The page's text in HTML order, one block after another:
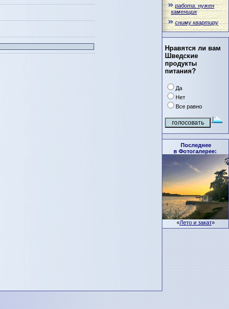
работа. нужен
каменщик
сниму квартиру
Нравятся ли вам
Шведские
продукты
питания?
Да
Нет
Все равно
Последнее
в Фотогалерее:
«Лето и закат»